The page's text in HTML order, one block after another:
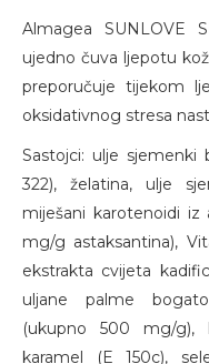
Almagea SUNLOVE
ujedno čuva ljepotu
preporučuje tijekom
oksidativnog stresa
Sastojci: ulje sjemenki
322), želatina, ulje
miješani karotenoidi iz
mg/g astaksantina),
ekstrakta cvijeta
uljane palme
(ukupno 500 mg/g),
karamel (E 150c),